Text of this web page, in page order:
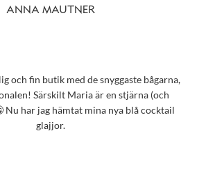
ANNA MAUTNER
och fin butik med de snyggaste bågarna,
Särskilt Maria är en stjärna (och
Nu har jag hämtat mina nya blå cocktail
glajjor.